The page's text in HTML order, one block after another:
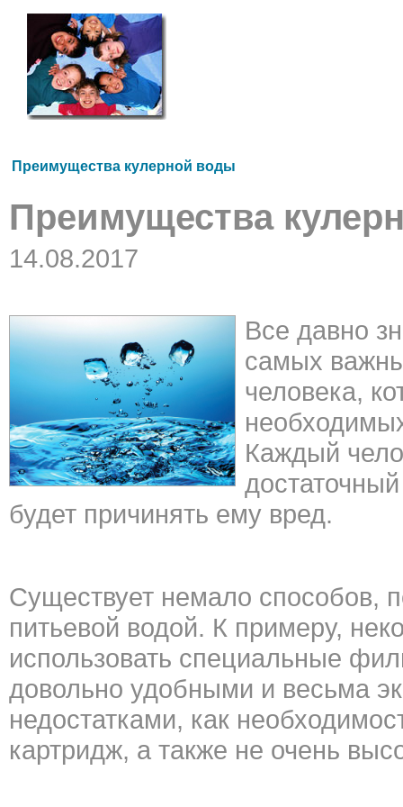
Преимущества кулерной воды
Преимущества
14.08.2017
Все давно
самых
человека,
Каждый
будет причинять ему вред.
Существует немало способов,
питьевой водой. К примеру,
использовать специальные
довольно удобными и весьма
недостатками, как
картридж, а также не очень